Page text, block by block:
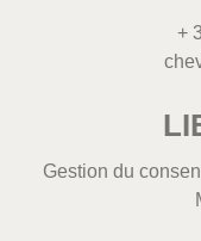
+
Gestion du